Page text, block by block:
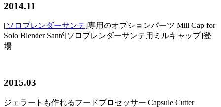
2014.11
[ソロブレンダーサンテ]専用のオプションパーツ Mill Cap for
Solo Blender Santé[ソロブレンダーサンテ用ミルキャップ]登
場
2015.03
ジェラートも作れるフードプロセッサー Capsule Cutter